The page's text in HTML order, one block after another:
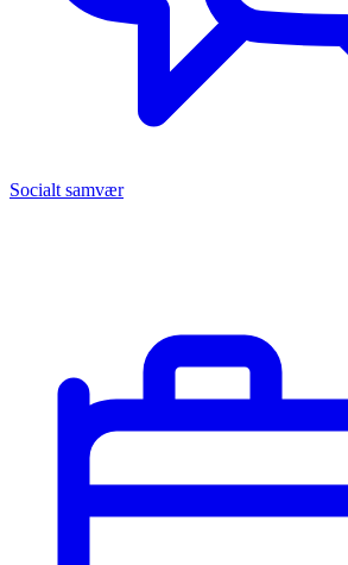
Socialt samvær